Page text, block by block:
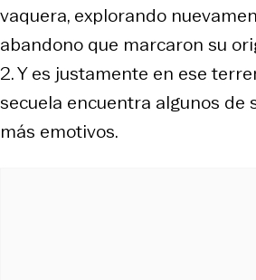
vaquera, explorando
abandono que marcaron su
2. Y es justamente en ese
secuela encuentra algunos de
más emotivos.